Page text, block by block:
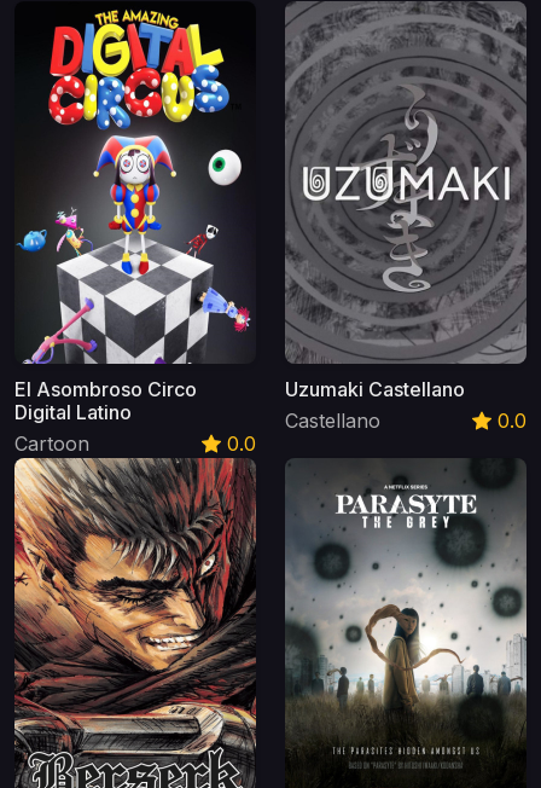
El Asombroso Circo
Digital Latino
Cartoon
0.0
Uzumaki Castellano
Castellano
0.0